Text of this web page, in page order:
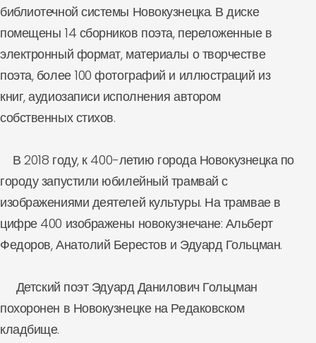
библиотечной системы Новокузнецка. В диске
помещены 14 сборников поэта, переложенные в
электронный формат, материалы о творчестве
поэта, более 100 фотографий и иллюстраций из
книг, аудиозаписи исполнения автором
собственных стихов.
В 2018 году, к 400-летию города Новокузнецка по
городу запустили юбилейный трамвай с
изображениями деятелей культуры. На трамвае в
цифре 400 изображены новокузнечане: Альберт
Федоров, Анатолий Берестов и Эдуард Гольцман.
Детский поэт Эдуард Данилович Гольцман
похоронен в Новокузнецке на Редаковском
кладбище.